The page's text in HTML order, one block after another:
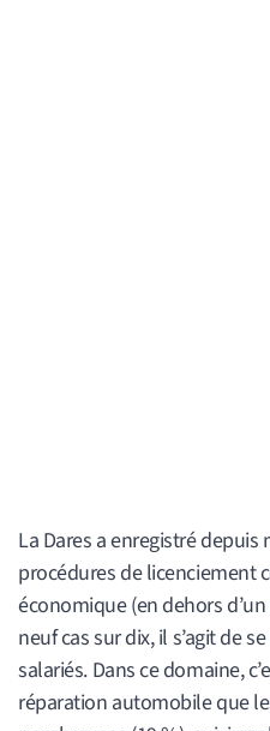
La Dares a enregistré depuis
procédures de licenciement
économique (en dehors
neuf cas sur dix, il s’agit de
salariés. Dans ce domaine,
réparation automobile que